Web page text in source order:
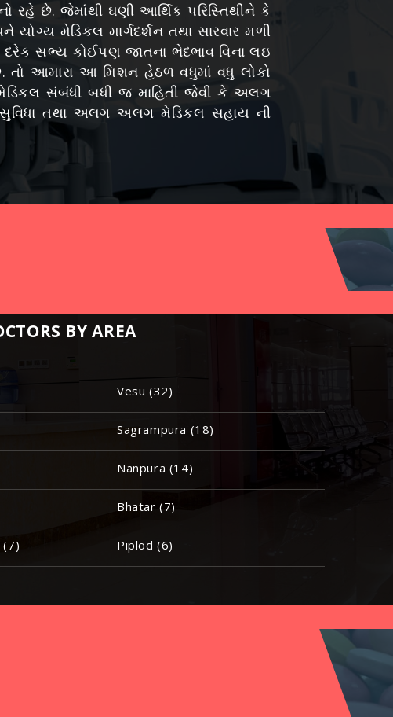
છે. જેમાંથી ઘણી આર્થિક પરિસ્તિથીને કે
મેડિકલ માર્ગદર્શન તથા સારવાર મળી
સભ્ય કોઈપણ જાતના ભેદભાવ વિના લઇ
આમારા આ મિશન હેઠળ વધુમાં વધુ લોકો
મેડિકલ સંબંધી બધી જ માહિતી જેવી કે અલગ
સુવિધા તથા અલગ અલગ મેડિકલ સહાય ની
BY AREA
Vesu (32)
Sagrampura (18)
Nanpura (14)
Bhatar (7)
(7) Piplod (6)